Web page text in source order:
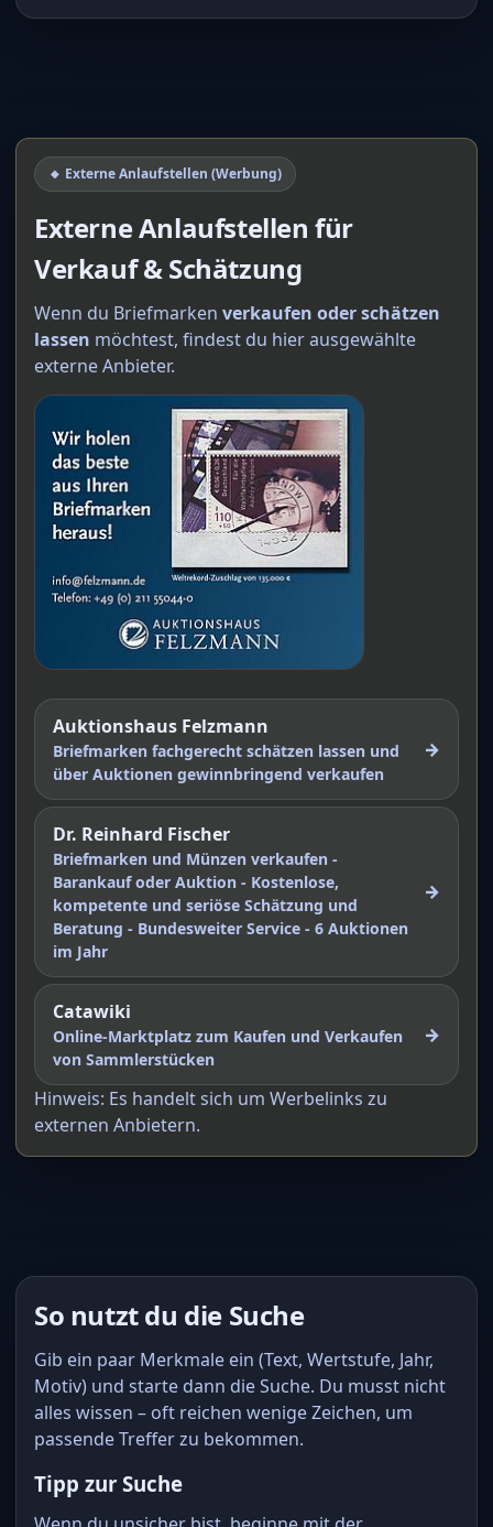
🔸 Externe Anlaufstellen (Werbung)
Externe Anlaufstellen für
Verkauf & Schätzung
Wenn du Briefmarken verkaufen oder schätzen
lassen möchtest, findest du hier ausgewählte
externe Anbieter.
Auktionshaus Felzmann
Briefmarken fachgerecht schätzen lassen und
über Auktionen gewinnbringend verkaufen
→
Dr. Reinhard Fischer
Briefmarken und Münzen verkaufen -
Barankauf oder Auktion - Kostenlose,
kompetente und seriöse Schätzung und
Beratung - Bundesweiter Service - 6 Auktionen
im Jahr
→
Catawiki
Online-Marktplatz zum Kaufen und Verkaufen
von Sammlerstücken
→
Hinweis: Es handelt sich um Werbelinks zu
externen Anbietern.
So nutzt du die Suche
Gib ein paar Merkmale ein (Text, Wertstufe, Jahr,
Motiv) und starte dann die Suche. Du musst nicht
alles wissen – oft reichen wenige Zeichen, um
passende Treffer zu bekommen.
Tipp zur Suche